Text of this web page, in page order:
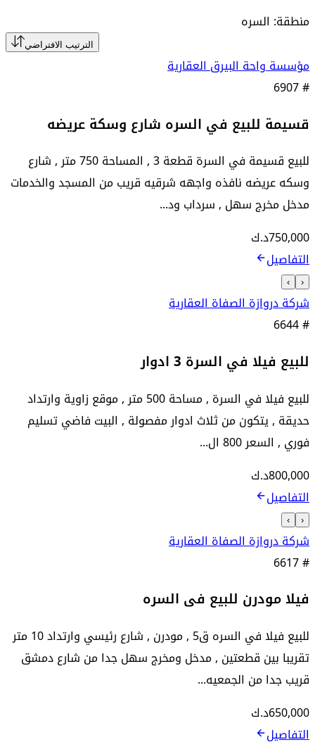
منطقة: السره
الترتيب الافتراضي
مؤسسة واحة البيرق العقارية
6907#
قسيمة للبيع في السره شارع وسكة عريضه
للبيع قسيمة في السرة قطعة 3 , المساحة 750 متر , شارع
وسكه عريضه نافذه واجهه شرقيه قريب من المسجد والخدمات
مدخل مخرج سهل , سرداب ود...
750,000د.ك
التفاصيل
‹
›
شركة دروازة الصفاة العقارية
6644#
للبيع فيلا في السرة 3 ادوار
للبيع فيلا في السرة , مساحة 500 متر , موقع زاوية وارتداد
حديقة , يتكون من ثلاث ادوار مفصولة , البيت فاضي تسليم
فوري , السعر 800 ال...
800,000د.ك
التفاصيل
‹
›
شركة دروازة الصفاة العقارية
6617#
فيلا مودرن للبيع فى السره
للبيع فيلا في السره ق5 , مودرن , شارع رئيسي وارتداد 10 متر
تقريبا بين قطعتين , مدخل ومخرج سهل جدا من شارع دمشق
قريب جدا من الجمعيه...
650,000د.ك
التفاصيل